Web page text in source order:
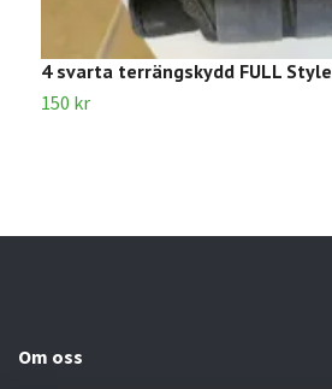
4 svarta terrängskydd FULL Style
150 kr
Om oss